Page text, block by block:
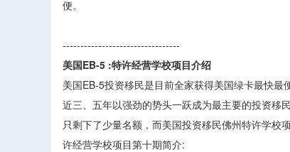
便。
---------------------------------
美国EB-5 :特许经营学校项目介绍
美国EB-5投资移民是目前全家获得美国绿卡最快
近三、五年以强劲的势头一跃成为最主要的投资移
只剩下了少量名额，而美国投资移民佛州特许学校
许经营学校项目第十期简介: